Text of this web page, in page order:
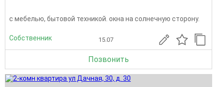
с мебелью, бытовой техникой. окна на солнечную сторону.
Собственник 15.07
Позвонить